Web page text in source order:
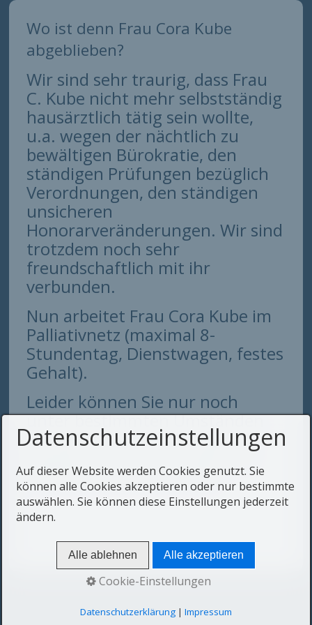
Wo ist denn Frau Cora Kube
abgeblieben?
Wir sind sehr traurig, dass Frau
C. Kube nicht mehr selbstständig
hausärztlich tätig sein wollte,
u.a. wegen der nächtlich zu
bewältigen Bürokratie, den
ständigen Prüfungen bezüglich
Verordnungen, den ständigen
unsicheren
Honorarveränderungen. Wir sind
trotzdem noch sehr
freundschaftlich mit ihr
verbunden.
Nun arbeitet Frau Cora Kube im
Palliativnetz (maximal 8-
Stundentag, Dienstwagen, festes
Gehalt).
Leider können Sie nur noch
unter bestimmten Umständen
als Patient/-in von ihr betreut
werden, s.o. ,und bis dahin ist
hoffentlich noch viel Zeit!
Datenschutzeinstellungen
Auf dieser Website werden Cookies genutzt. Sie
können alle Cookies akzeptieren oder nur bestimmte
auswählen. Sie können diese Einstellungen jederzeit
ändern.
Alle ablehnen Alle akzeptieren
Cookie-Einstellungen
Datenschutzerklärung| Impressum